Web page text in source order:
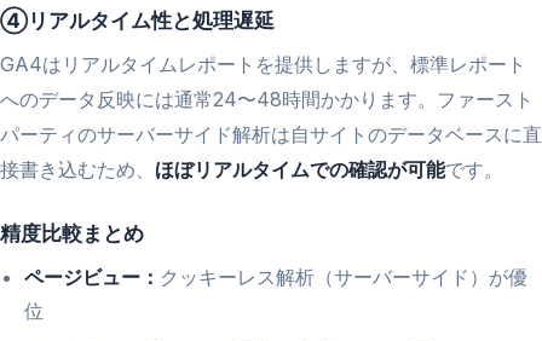
④リアルタイム性と処理遅延
GA4はリアルタイムレポートを提供しますが、標準レポート
へのデータ反映には通常24〜48時間かかります。ファースト
パーティのサーバーサイド解析は自サイトのデータベースに直
接書き込むため、 ほぼリアルタイムでの確認が可能です。
精度比較まとめ
ページビュー： クッキーレス解析（サーバーサイド）が優
位